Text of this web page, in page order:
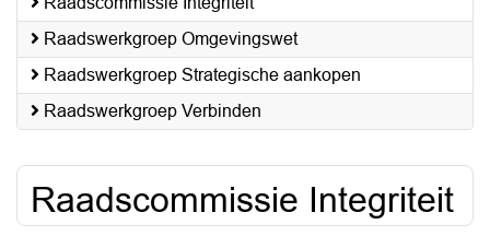
Raadswerkgroep Omgevingswet
Raadswerkgroep Strategische aankopen
Raadswerkgroep Verbinden
Raadscommissie Integriteit